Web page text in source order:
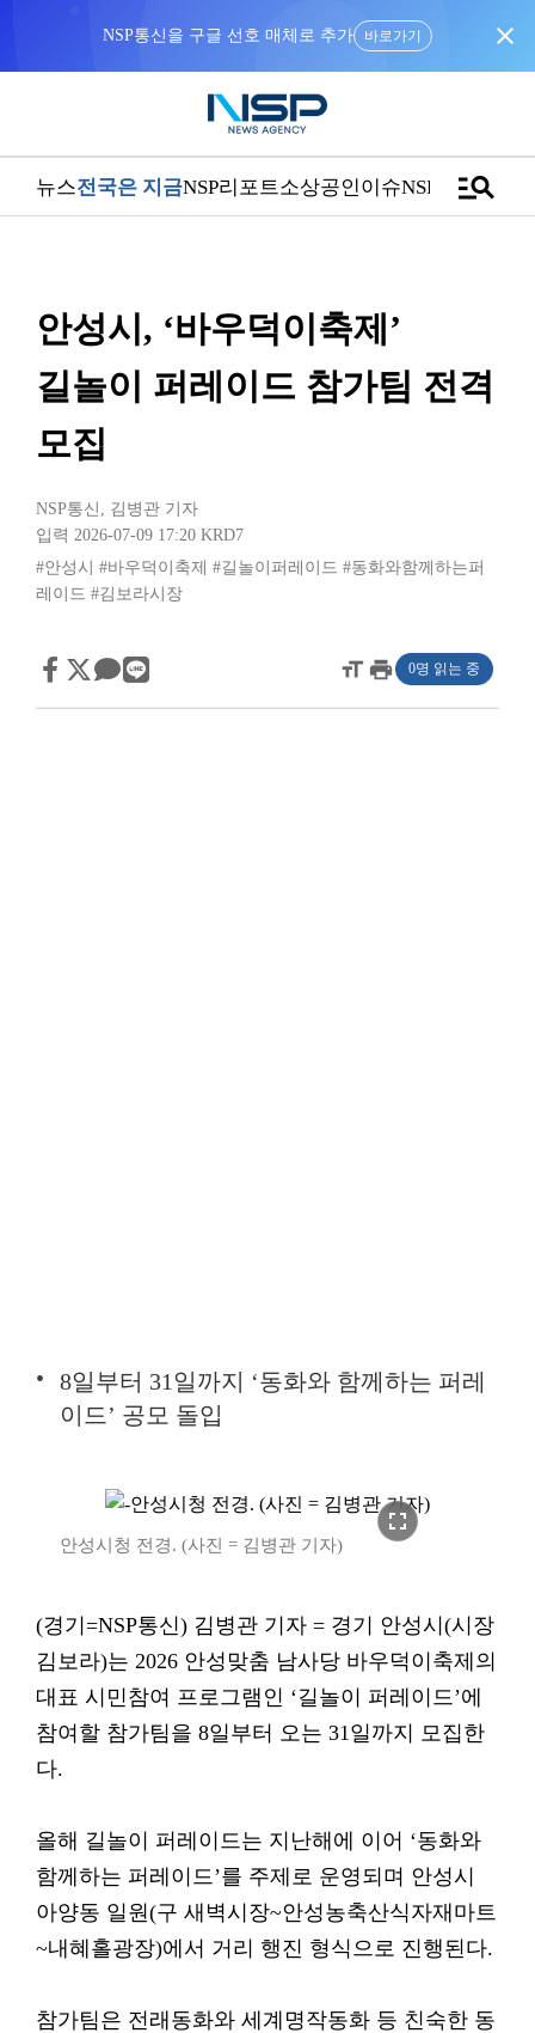
NSP통신을 구글 선호 매체로 추가 바로가기 close
뉴스전국은 지금NSP리포트소상공인이슈NSPTVmanage_search
안성시, ‘바우덕이축제’
길놀이 퍼레이드 참가팀 전격
모집
NSP통신 , 김병관 기자
입력 2026-07-09 17:20 KRD7
#안성시
#바우덕이축제 #길놀이퍼레이드 #동화와함께하는퍼
레이드 #김보라시장
format_sizeprint 0명 읽는 중
8일부터 31일까지 ‘동화와 함께하는 퍼레
이드’ 공모 돌입
fullscreen
안성시청 전경. (사진 = 김병관 기자)
(경기=NSP통신) 김병관 기자 = 경기 안성시(시장
김보라)는 2026 안성맞춤 남사당 바우덕이축제의
대표 시민참여 프로그램인 ‘길놀이 퍼레이드’에
참여할 참가팀을 8일부터 오는 31일까지 모집한
다.
올해 길놀이 퍼레이드는 지난해에 이어 ‘동화와
함께하는 퍼레이드’를 주제로 운영되며 안성시
아양동 일원(구 새벽시장~안성농축산식자재마트
~내혜홀광장)에서 거리 행진 형식으로 진행된다.
참가팀은 전래동화와 세계명작동화 등 친숙한 동